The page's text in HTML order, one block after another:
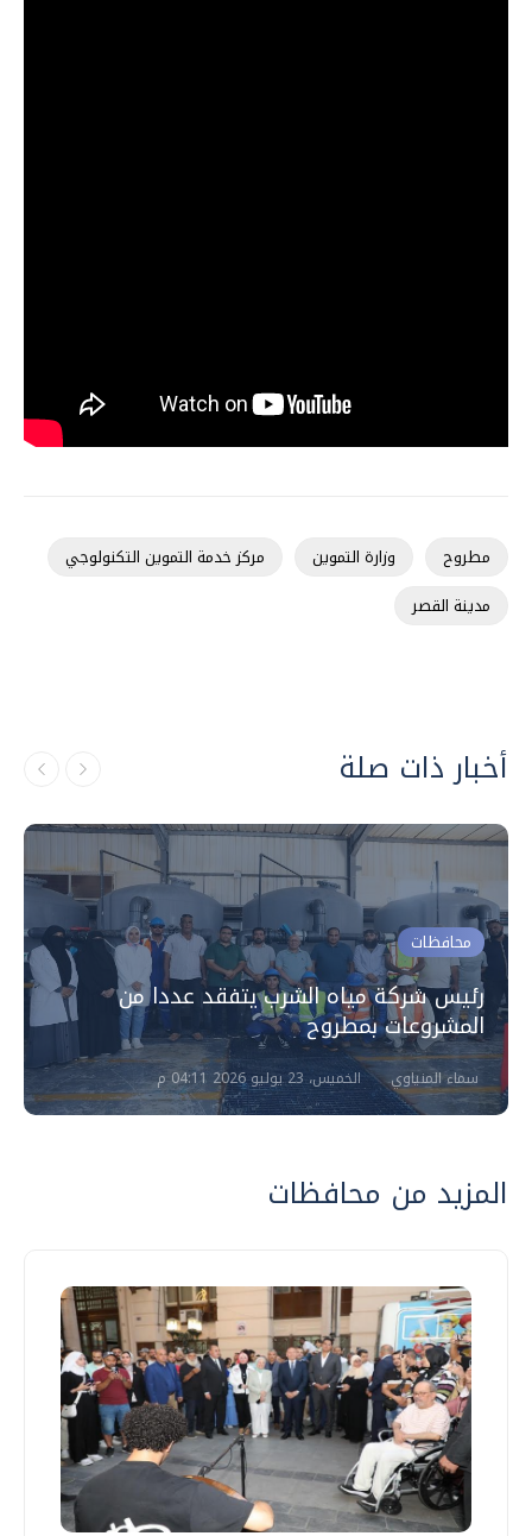
مطروح وزارة التموين
مركز خدمة التموين التكنولوجي
مدينة القصر
أخبار ذات صلة
محافظات
رئيس شركة مياه الشرب يتفقد عددا من
المشروعات بمطروح
سماء المنياوي الخميس، 23 يوليو 2026 04:11 م
المزيد من محافظات